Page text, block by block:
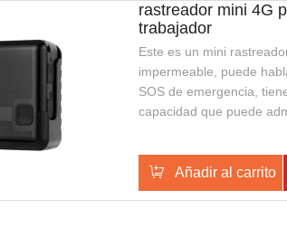
rastreador mini 4G
trabajador
Este es un mini
impermeable, puede
SOS de emergencia,
capacidad que puede
Es adecuado para
de seguridad pública.
Añadir al carrito